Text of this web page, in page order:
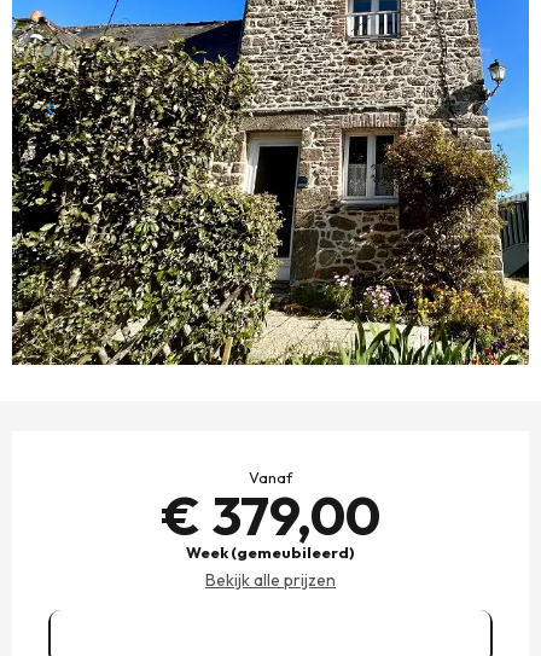
Vanaf
€ 379,00
Week (gemeubileerd)
Bekijk alle prijzen